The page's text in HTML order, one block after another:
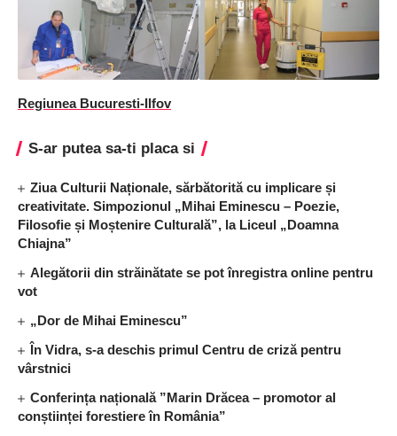
Regiunea Bucuresti-Ilfov
S-ar putea sa-ti placa si
Ziua Culturii Naționale, sărbătorită cu implicare și
creativitate. Simpozionul „Mihai Eminescu – Poezie,
Filosofie și Moștenire Culturală”, la Liceul „Doamna
Chiajna”
Alegătorii din străinătate se pot înregistra online pentru
vot
„Dor de Mihai Eminescu”
În Vidra, s-a deschis primul Centru de criză pentru
vârstnici
Conferința națională ”Marin Drăcea – promotor al
conștiinței forestiere în România”